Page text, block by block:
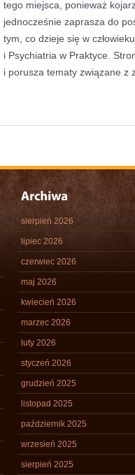
tego miejsca, ponieważ
jednocześnie zaprasza do
tym, co dzieje się w
i Psychiatria w Praktyce.
i porusza tematy związane z
sierpień 2026
lipiec 2026
czerwiec 2026
maj 2026
kwiecień 2026
marzec 2026
luty 2026
styczeń 2026
grudzień 2025
listopad 2025
październik 2025
wrzesień 2025
sierpień 2025